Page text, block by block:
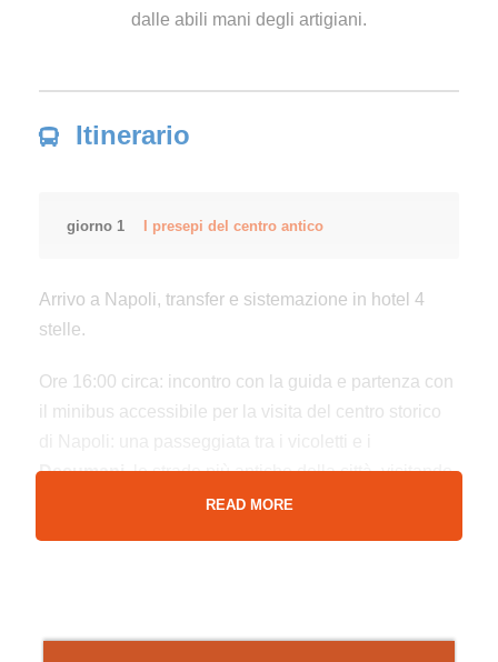
dalle abili mani degli artigiani.
Itinerario
giorno 1 I presepi del centro antico
Arrivo a Napoli, transfer e sistemazione in hotel 4
stelle.
Ore 16:00 circa: incontro con la guida e partenza con
il minibus accessibile per la visita del centro storico
Decumani,le strade più antiche della città, visitando
i presepi dei più famosi monasteri e chiese,
READ MORE